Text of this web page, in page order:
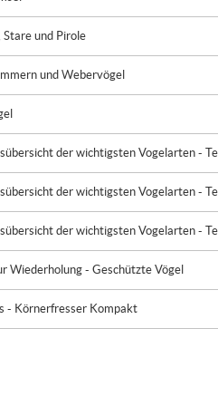
Stare und Pirole
und Webervögel
der wichtigsten Vogelarten -
der wichtigsten Vogelarten -
der wichtigsten Vogelarten -
Wiederholung - Geschützte Vögel
- Körnerfresser Kompakt